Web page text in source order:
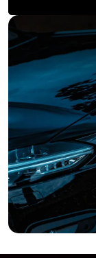
Geel
Blauw
Bent u toch van
Simpelweg omdat
dan ook zeker
verlichting.
opzoek bent.